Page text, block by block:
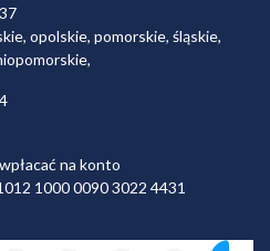
opolskie, pomorskie, śląskie,
na konto
1000 0090 3022 4431